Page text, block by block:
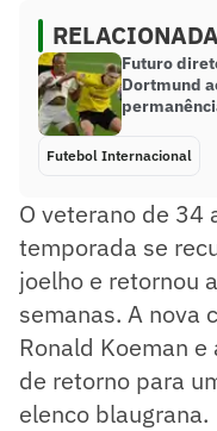
Futuro
Dortmund
Futebol Internacional
O veterano de 34
temporada se
joelho e retornou
semanas. A nova
Ronald Koeman
de retorno para
elenco blaugrana.